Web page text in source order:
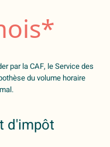
par la CAF, le Service des
du volume horaire
d'impôt